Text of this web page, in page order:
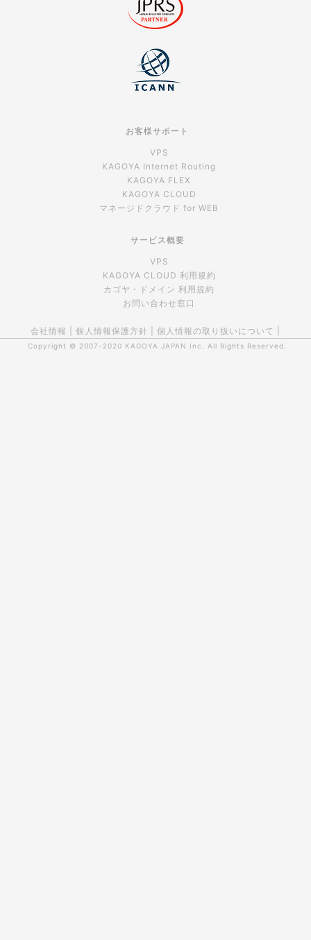
お客様サポート
VPS
KAGOYA Internet Routing
KAGOYA FLEX
KAGOYA CLOUD
マネージドクラウド for WEB
サービス概要
VPS
KAGOYA CLOUD 利用規約
カゴヤ・ドメイン 利用規約
お問い合わせ窓口
会社情報 個人情報保護方針 個人情報の取り扱いについて
Copyright © 2007-2020 KAGOYA JAPAN Inc. All Rights Reserved.